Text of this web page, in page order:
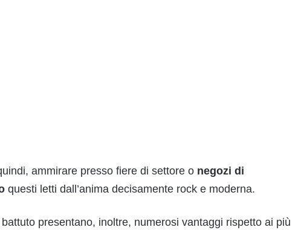
ammirare presso fiere di settore o negozi di
questi letti dall’anima decisamente rock e moderna.
presentano, inoltre, numerosi vantaggi rispetto ai più